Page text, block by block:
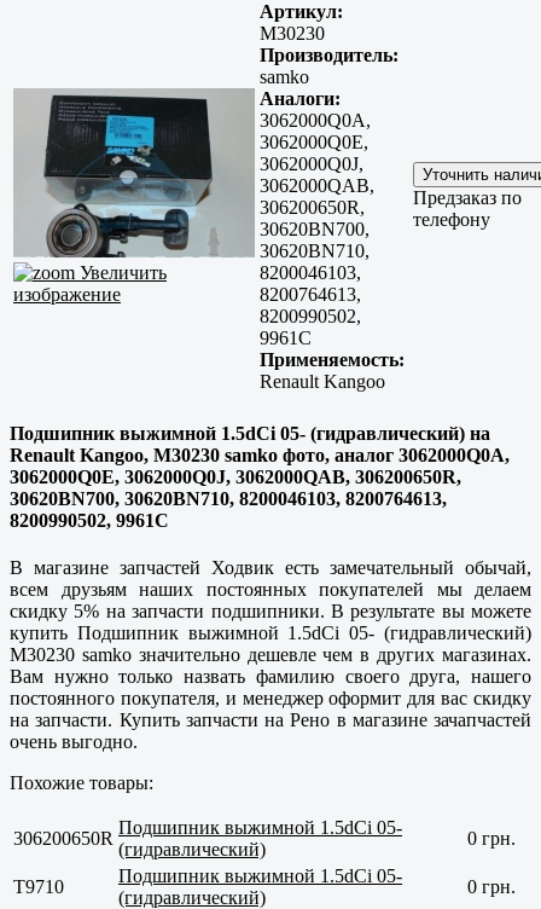
Увеличить
изображение
Артикул:
M30230
Производитель:
samko
Аналоги:
3062000Q0A,
3062000Q0E,
3062000Q0J,
3062000QAB,
306200650R,
30620BN700,
30620BN710,
8200046103,
8200764613,
8200990502,
9961C
Применяемость:
Renault Kangoo
Предзаказ по
телефону
Подшипник выжимной 1.5dCi 05- (гидравлический) на
Renault Kangoo, M30230 samko фото, аналог 3062000Q0A,
3062000Q0E, 3062000Q0J, 3062000QAB, 306200650R,
30620BN700, 30620BN710, 8200046103, 8200764613,
8200990502, 9961C
В магазине запчастей Ходвик есть замечательный обычай,
всем друзьям наших постоянных покупателей мы делаем
скидку 5% на запчасти подшипники. В результате вы можете
купить Подшипник выжимной 1.5dCi 05- (гидравлический)
M30230 samko значительно дешевле чем в других магазинах.
Вам нужно только назвать фамилию своего друга, нашего
постоянного покупателя, и менеджер оформит для вас скидку
на запчасти. Купить запчасти на Рено в магазине зачапчастей
очень выгодно.
Похожие товары:
306200650R
Подшипник выжимной 1.5dCi 05-
(гидравлический)
0 грн.
T9710
Подшипник выжимной 1.5dCi 05-
(гидравлический)
0 грн.